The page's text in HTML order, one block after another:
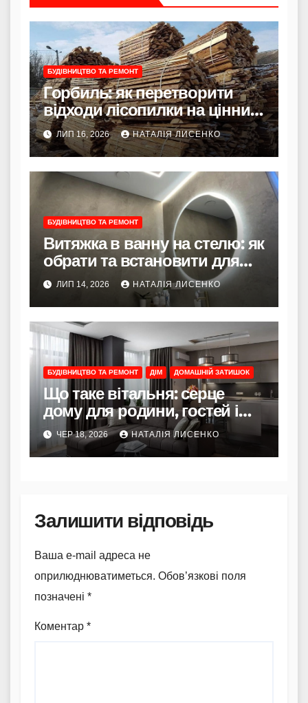
БУДІВНИЦТВО ТА РЕМОНТ
Горбиль: як перетворити
відходи лісопилки на цінний
ресурс у 2026 році
ЛИП 16, 2026 НАТАЛІЯ ЛИСЕНКО
БУДІВНИЦТВО ТА РЕМОНТ
Витяжка в ванну на стелю: як
обрати та встановити для
здорового мікроклімату
ЛИП 14, 2026 НАТАЛІЯ ЛИСЕНКО
БУДІВНИЦТВО ТА РЕМОНТ ДІМ ДОМАШНІЙ ЗАТИШОК
Що таке вітальня: серце
дому для родини, гостей і
щоденних ритуалів
ЧЕР 18, 2026 НАТАЛІЯ ЛИСЕНКО
Залишити відповідь
Ваша e-mail адреса не
оприлюднюватиметься. Обов’язкові поля
позначені *
Коментар *